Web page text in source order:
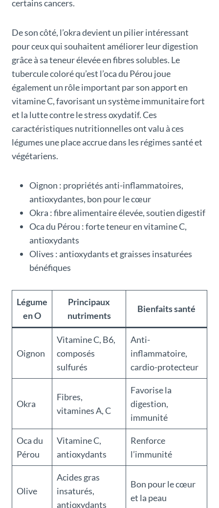
certains cancers.
De son côté, l’okra devient un pilier intéressant
pour ceux qui souhaitent améliorer leur digestion
grâce à sa teneur élevée en fibres solubles. Le
tubercule coloré qu’est l’oca du Pérou joue
également un rôle important par son apport en
vitamine C, favorisant un système immunitaire fort
et la lutte contre le stress oxydatif. Ces
caractéristiques nutritionnelles ont valu à ces
légumes une place accrue dans les régimes santé et
végétariens.
Oignon : propriétés anti-inflammatoires,
antioxydantes, bon pour le cœur
Okra : fibre alimentaire élevée, soutien digestif
Oca du Pérou : forte teneur en vitamine C,
antioxydants
Olives : antioxydants et graisses insaturées
bénéfiques
Légume
en O
Principaux
nutriments
Bienfaits santé
Oignon
Vitamine C, B6,
composés
sulfurés
Anti-
inflammatoire,
cardio-protecteur
Okra
Fibres,
vitamines A, C
Favorise la
digestion,
immunité
Oca du
Pérou
Vitamine C,
antioxydants
Renforce
l’immunité
Olive
Acides gras
insaturés,
antioxydants
Bon pour le cœur
et la peau